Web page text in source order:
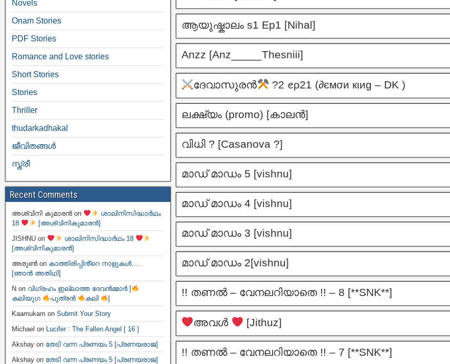
ആയുഷ്കാലം s1 Ep1 [Nihal]
Anzz [Anz_____Thesniii]
ദേവാസുരൻ ?2 ꫀρ21 (∂ємσи кιиg – DK )
ലക്ഷ്യം (promo) [കാലൻ]
വിധി ? [Casanova ?]
മാഡ് മാഡം 5 [vishnu]
മാഡ് മാഡം 4 [vishnu]
മാഡ് മാഡം 3 [vishnu]
മാഡ് മാഡം 2[vishnu]
!! തണൽ – വേനലറിയാതെ !! – 8 [**SNK**]
അവൾ [Jithuz]
!! തണൽ – വേനലറിയാതെ !! – 7 [**SNK**]
Novels
Onam Stories
PDF Stories
Romance and Love stories
Short Stories
Stories
Thriller
thudarkadhakal
ജീവിതങ്ങള്‍
സ്ത്രീ
Recent Comments
അശ്വിനി കുമാരൻ on
ശാലിനിസിദ്ധാർഥം
18
[അശ്വിനികുമാരൻ]
JISHNU on
ശാലിനിസിദ്ധാർഥം 18
[അശ്വിനികുമാരൻ]
അരുൺon കാത്തിരിപ്പിൻ്റെ നാളുകൾ…..
[ഞാൻ അതിഥി]
N on വിഗ്രഹം ഇല്ലാത്ത ദേവൻമ്മാർ [
കലിയുഗ
പുത്രൻ കലി
]
Kaamukam on Submit Your Story
Michael on Lucifer : The Fallen Angel [ 16 ]
Akshay on തേടി വന്ന പ്രണയം 5 [പ്രണയരാജ]
Akshay on തേടി വന്ന പ്രണയം 5 [പ്രണയരാജ]